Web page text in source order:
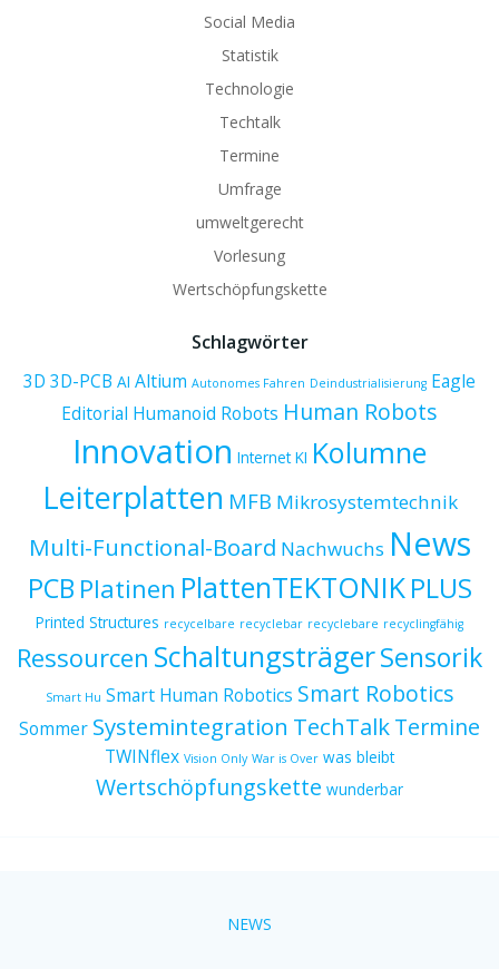
Social Media
Statistik
Technologie
Techtalk
Termine
Umfrage
umweltgerecht
Vorlesung
Wertschöpfungskette
Schlagwörter
3D 3D-PCB AI Altium Autonomes Fahren Deindustrialisierung Eagle
Editorial Humanoid Robots Human Robots
Innovation Internet KI Kolumne
Leiterplatten MFB Mikrosystemtechnik
Multi-Functional-Board Nachwuchs News
PCB Platinen PlattenTEKTONIK PLUS
Printed Structures recycelbare recyclebar recyclebare recyclingfähig
Ressourcen SchaltungsträgerSensorik
Smart Hu Smart Human Robotics Smart Robotics
Sommer Systemintegration TechTalkTermine
TWINflex Vision Only War is Over was bleibt
Wertschöpfungskette wunderbar
NEWS